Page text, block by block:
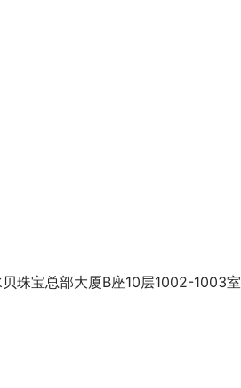
珠宝总部大厦B座10层1002-1003室